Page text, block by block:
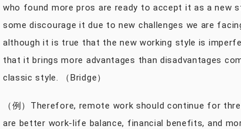
who found more pros are ready to accept it as a new
some discourage it due to new challenges we are
although it is true that the new working style is
that it brings more advantages than disadvantages
classic style. （Bridge）
（例）Therefore, remote work should continue for
are better work-life balance, financial benefits, and